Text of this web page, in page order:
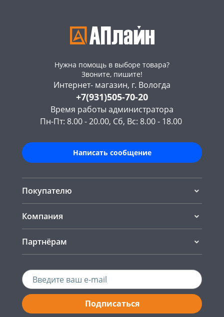
Нужна помощь в выборе товара?
Звоните, пишите!
Интернет- магазин, г. Вологда
+7(931)505-70-20
Время работы администратора
Пн-Пт: 8.00 - 20.00, Сб, Вс: 8.00 - 18.00
Написать сообщение
Покупателю
Компания
Партнёрам
Подписаться